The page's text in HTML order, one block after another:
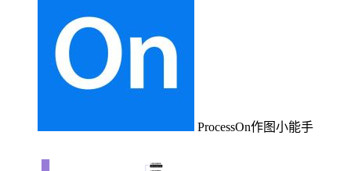
ProcessOn作图小能手